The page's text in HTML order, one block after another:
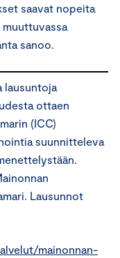
saavat nopeita
sanoo.
lausuntoja
ottaen
(ICC)
suunnitteleva
Lausunnot
mainonnan-